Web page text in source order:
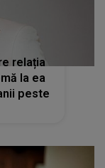
relația
la ea
peste